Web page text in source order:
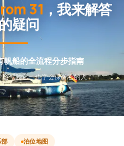
31 ，我来解答
疑问
帆船的全流程分步指南
驾驶它、也学会保养它的人
泊位地图